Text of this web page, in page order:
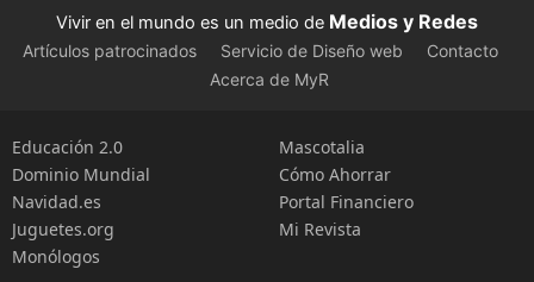
Vivir en el mundo es un medio de Medios y Redes
Artículos patrocinados Servicio de Diseño web
Contacto
Acerca de MyR
Educación 2.0
Dominio Mundial
Navidad.es
Juguetes.org
Monólogos
Mascotalia
Cómo Ahorrar
Portal Financiero
Mi Revista